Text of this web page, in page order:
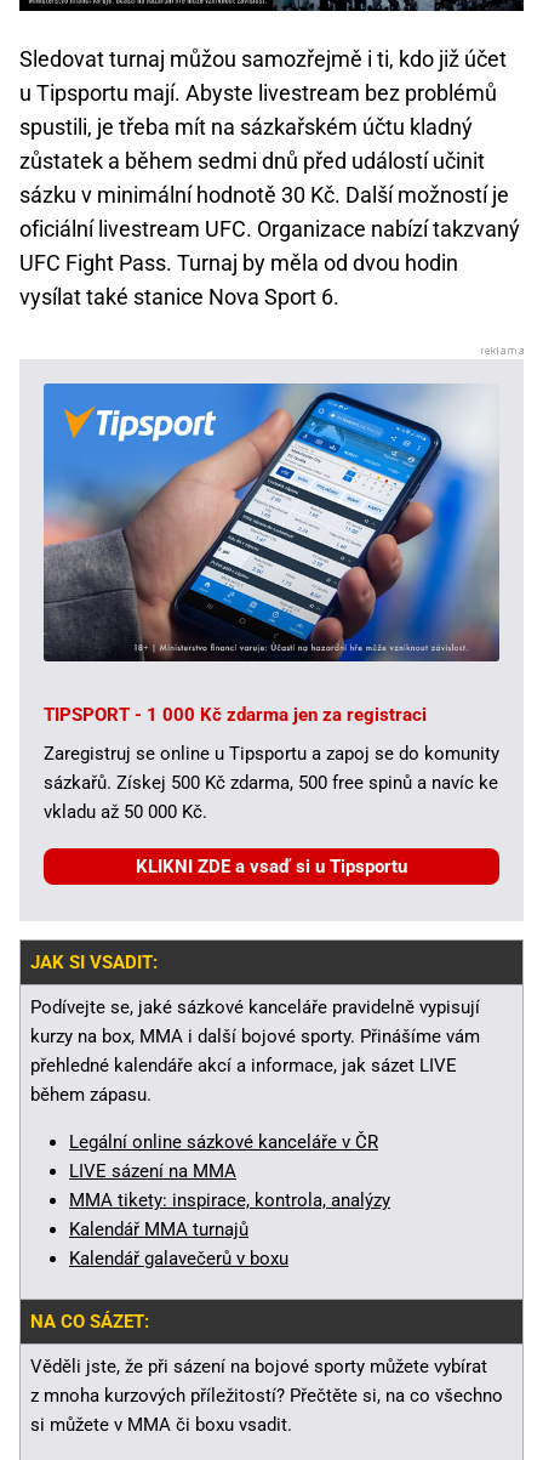
Sledovat turnaj můžou samozřejmě i ti, kdo již účet
u Tipsportu mají. Abyste livestream bez problémů
spustili, je třeba mít na sázkařském účtu kladný
zůstatek a během sedmi dnů před událostí učinit
sázku v minimální hodnotě 30 Kč. Další možností je
oficiální livestream UFC. Organizace nabízí takzvaný
UFC Fight Pass. Turnaj by měla od dvou hodin
vysílat také stanice Nova Sport 6.
TIPSPORT - 1 000 Kč zdarma jen za registraci
Zaregistruj se online u Tipsportu a zapoj se do komunity
sázkařů. Získej 500 Kč zdarma, 500 free spinů a navíc ke
vkladu až 50 000 Kč.
KLIKNI ZDE a vsaď si u Tipsportu
JAK SI VSADIT:
Podívejte se, jaké sázkové kanceláře pravidelně vypisují
kurzy na box, MMA i další bojové sporty. Přinášíme vám
přehledné kalendáře akcí a informace, jak sázet LIVE
během zápasu.
Legální online sázkové kanceláře v ČR
LIVE sázení na MMA
MMA tikety: inspirace, kontrola, analýzy
Kalendář MMA turnajů
Kalendář galavečerů v boxu
NA CO SÁZET:
Věděli jste, že při sázení na bojové sporty můžete vybírat
z mnoha kurzových příležitostí? Přečtěte si, na co všechno
si můžete v MMA či boxu vsadit.